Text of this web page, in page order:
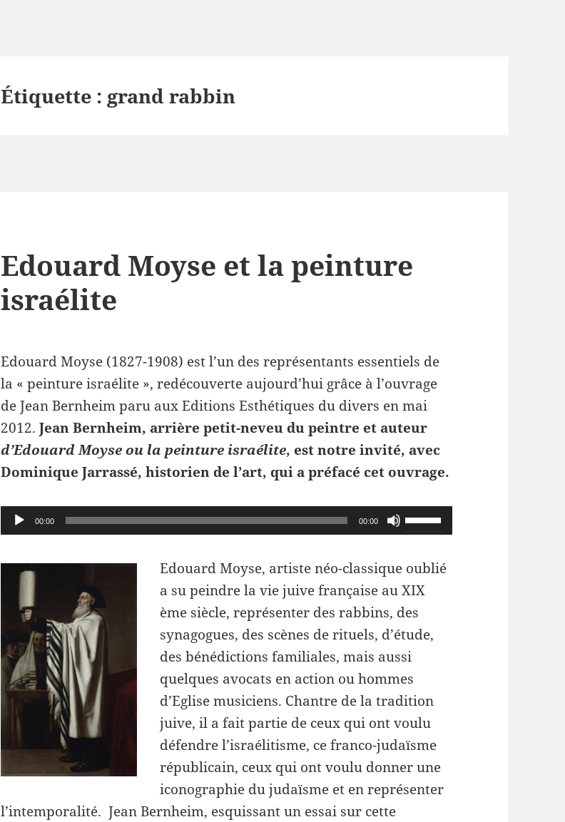
Étiquette : grand rabbin
Edouard Moyse et la peinture
israélite
Edouard Moyse (1827-1908) est l’un des représentants essentiels de
la « peinture israélite », redécouverte aujourd’hui grâce à l’ouvrage
de Jean Bernheim paru aux Editions Esthétiques du divers en mai
2012.Jean Bernheim, arrière petit-neveu du peintre et auteur
d’Edouard Moyse ou la peinture israélite, est notre invité, avec
Dominique Jarrassé, historien de l’art, qui a préfacé cet ouvrage.
Lecteur
audio
00:00 00:00
Utilisez
les
flèches
haut/bas
augmenter
ou
le
volume.
Edouard Moyse, artiste néo-classique oublié
a su peindre la vie juive française au XIX
ème siècle, représenter des rabbins, des
synagogues, des scènes de rituels, d’étude,
des bénédictions familiales, mais aussi
quelques avocats en action ou hommes
d’Eglise musiciens. Chantre de la tradition
juive, il a fait partie de ceux qui ont voulu
défendre l’israélitisme, ce franco-judaïsme
républicain, ceux qui ont voulu donner une
iconographie du judaïsme et en représenter
l’intemporalité. Jean Bernheim, esquissant un essai sur cette